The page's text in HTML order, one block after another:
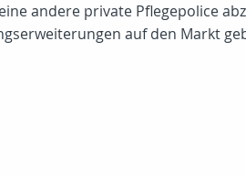
andere private Pflegepolice
auf den Markt